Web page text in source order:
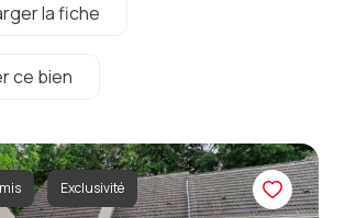
la fiche
ce bien
Exclusivité